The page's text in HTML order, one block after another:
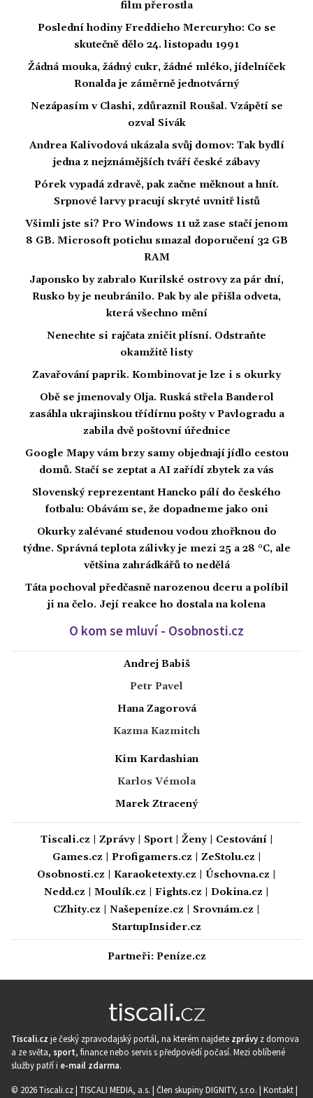
film přerostla
Poslední hodiny Freddieho Mercuryho: Co se
skutečně dělo 24. listopadu 1991
Žádná mouka, žádný cukr, žádné mléko, jídelníček
Ronalda je záměrně jednotvárný
Nezápasím v Clashi, zdůraznil Roušal. Vzápětí se
ozval Sivák
Andrea Kalivodová ukázala svůj domov: Tak bydlí
jedna z nejznámějších tváří české zábavy
Pórek vypadá zdravě, pak začne měknout a hnít.
Srpnové larvy pracují skryté uvnitř listů
Všimli jste si? Pro Windows 11 už zase stačí jenom
8 GB. Microsoft potichu smazal doporučení 32 GB
RAM
Japonsko by zabralo Kurilské ostrovy za pár dní,
Rusko by je neubránilo. Pak by ale přišla odveta,
která všechno mění
Nenechte si rajčata zničit plísní. Odstraňte
okamžitě listy
Zavařování paprik. Kombinovat je lze i s okurky
Obě se jmenovaly Olja. Ruská střela Banderol
zasáhla ukrajinskou třídírnu pošty v Pavlogradu a
zabila dvě poštovní úřednice
Google Mapy vám brzy samy objednají jídlo cestou
domů. Stačí se zeptat a AI zařídí zbytek za vás
Slovenský reprezentant Hancko pálí do českého
fotbalu: Obávám se, že dopadneme jako oni
Okurky zalévané studenou vodou zhořknou do
týdne. Správná teplota zálivky je mezi 25 a 28 °C, ale
většina zahrádkářů to nedělá
Táta pochoval předčasně narozenou dceru a políbil
ji na čelo. Její reakce ho dostala na kolena
O kom se mluví - Osobnosti.cz
Andrej Babiš
Petr Pavel
Hana Zagorová
Kazma Kazmitch
Kim Kardashian
Karlos Vémola
Marek Ztracený
Tiscali.cz Zprávy| Sport| Ženy| Cestování|
Games.cz
Profigamers.cz ZeStolu.cz
Osobnosti.cz
Karaoketexty.cz Úschovna.cz
Nedd.cz
Moulík.cz Fights.cz Dokina.cz
CZhity.cz
Našepeníze.cz Srovnám.cz
StartupInsider.cz
Partneři: Peníze.cz
Tiscali.cz je český zpravodajský portál, na kterém najdete zprávy z domova
a ze světa, sport, finance nebo servis s předpovědí počasí. Mezi oblíbené
služby patří i e-mail zdarma.
© 2026 Tiscali.cz | TISCALI MEDIA, a.s. | Člen skupiny DIGNITY, s.r.o. | Kontakt|